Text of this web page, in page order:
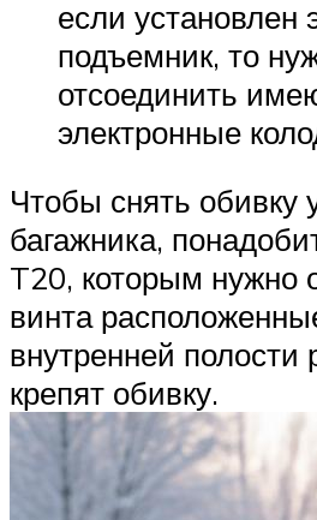
если установлен
подъемник, то
отсоединить
электронные
Чтобы снять обивку
багажника,
T20, которым нужно
винта
внутренней полости
крепят обивку.